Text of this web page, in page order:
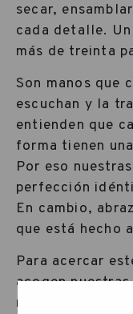
secar,
cada detalle.
más de treinta
Son manos que
escuchan y la
entienden que
forma tienen
Por eso
perfección
En cambio,
que está hecho
Para acercar
acogen
recientemente